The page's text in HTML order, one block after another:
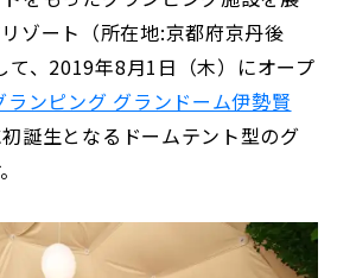
ゾート（所在地:京都府京丹後
て、2019年8月1日（木）にオープ
ランピング グランドーム伊勢賢
誕生となるドームテント型のグ